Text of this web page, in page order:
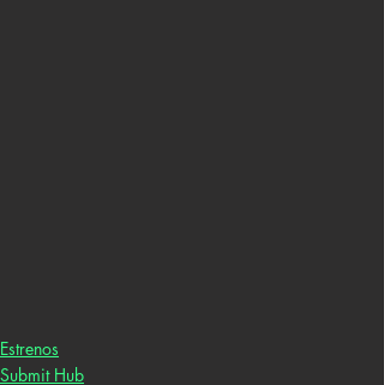
Estrenos
Submit Hub